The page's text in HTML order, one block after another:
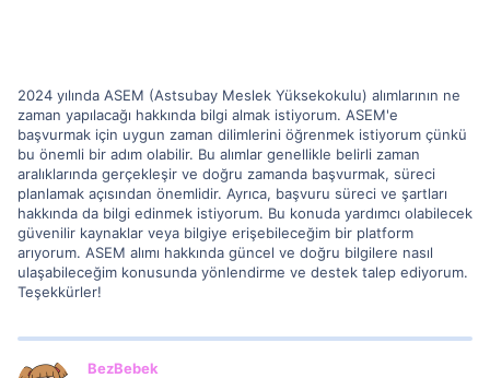
2024 yılında ASEM (Astsubay Meslek Yüksekokulu) alımlarının ne
zaman yapılacağı hakkında bilgi almak istiyorum. ASEM'e
başvurmak için uygun zaman dilimlerini öğrenmek istiyorum çünkü
bu önemli bir adım olabilir. Bu alımlar genellikle belirli zaman
aralıklarında gerçekleşir ve doğru zamanda başvurmak, süreci
planlamak açısından önemlidir. Ayrıca, başvuru süreci ve şartları
hakkında da bilgi edinmek istiyorum. Bu konuda yardımcı olabilecek
güvenilir kaynaklar veya bilgiye erişebileceğim bir platform
arıyorum. ASEM alımı hakkında güncel ve doğru bilgilere nasıl
ulaşabileceğim konusunda yönlendirme ve destek talep ediyorum.
Teşekkürler!
BezBebek